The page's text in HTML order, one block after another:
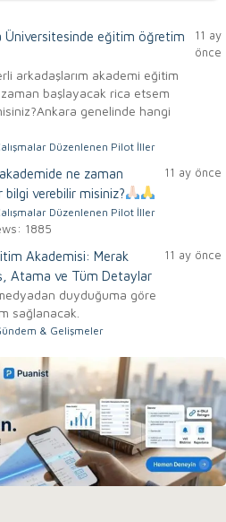
Üniversitesinde eğitim öğretim
arkadaşlarım akademi eğitim
zaman başlayacak rica etsem
genelinde hangi
11 ay
önce
Düzenlenen Pilot İller
ne zaman
bilgi verebilir misiniz?
11 ay önce
Düzenlenen Pilot İller
1885
Akademisi: Merak
Atama ve Tüm Detaylar
duyduğuma göre
sağlanacak.
11 ay önce
& Gelişmeler